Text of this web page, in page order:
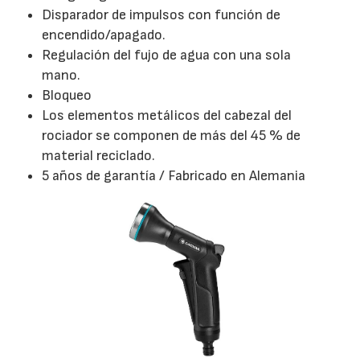
Disparador de impulsos con función de
encendido/apagado.
Regulación del fujo de agua con una sola
mano.
Bloqueo
Los elementos metálicos del cabezal del
rociador se componen de más del 45 % de
material reciclado.
5 años de garantía / Fabricado en Alemania